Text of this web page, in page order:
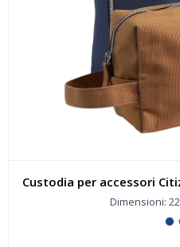
Custodia per accessori
Dimensioni: